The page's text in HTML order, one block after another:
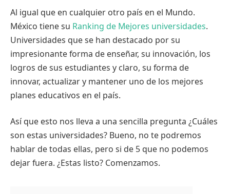
Al igual que en cualquier otro país en el Mundo.
México tiene su Ranking de Mejores universidades.
Universidades que se han destacado por su
impresionante forma de enseñar, su innovación, los
logros de sus estudiantes y claro, su forma de
innovar, actualizar y mantener uno de los mejores
planes educativos en el país.
Así que esto nos lleva a una sencilla pregunta ¿Cuáles
son estas universidades? Bueno, no te podremos
hablar de todas ellas, pero si de 5 que no podemos
dejar fuera. ¿Estas listo? Comenzamos.